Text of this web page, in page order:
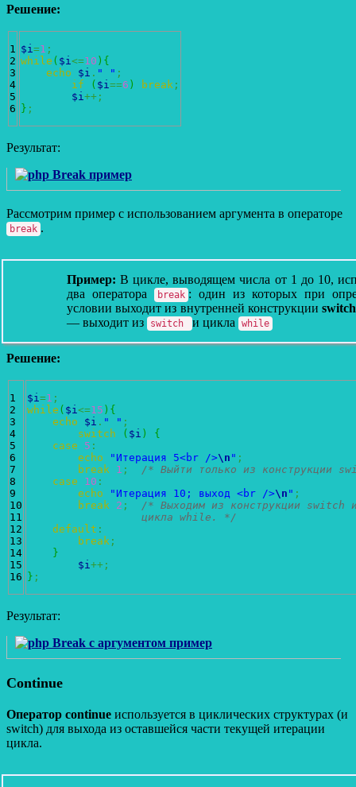
Решение:
1
2
3
4
5
$i=1 ;
while ( $i<=10 ) {
echo
$i . " " ;
if
( $i==6 ) break ;
$i++;
} ;
Результат:
Рассмотрим пример с использованием аргумента в операторе
break .
Пример: В цикле, выводящем числа от 1 до 10,
два оператора
break : один из которых при
условии выходит из внутренней конструкции switch
— выходит из
switch и цикла while
Решение:
1
2
3
4
5
6
7
8
9
10
11
12
13
14
15
$i=1 ;
while ( $i<=15 ) {
echo
$i . " " ;
switch
( $i )
{
case
5 :
echo
"Итерация 5<br />\n " ;
break 1 ;
/* Выйти только из конструкции
case
10 :
echo
"Итерация 10; выход <br />\n " ;
break 2 ;
/* Выходим из конструкции switch
                  цикла while. */
default :
break ;
}
$i++;
} ;
Результат:
Continue
Оператор continue используется в циклических структурах (и
switch) для выхода из оставшейся части текущей итерации
цикла.